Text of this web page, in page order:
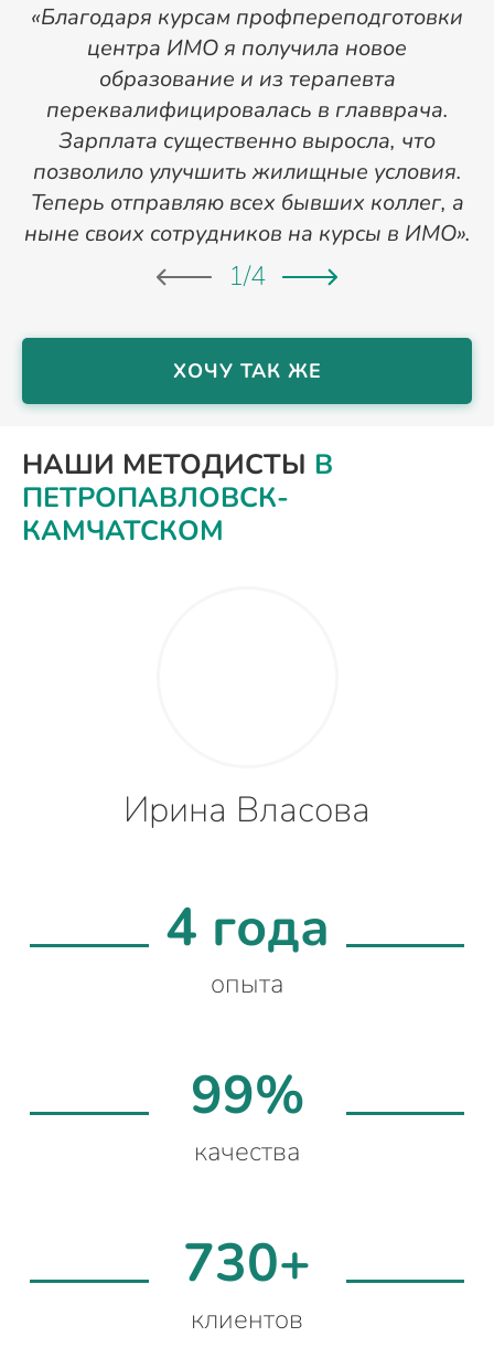
«Благодаря курсам профпереподготовки
центра ИМО я получила новое
образование и из терапевта
переквалифицировалась в главврача.
Зарплата существенно выросла, что
позволило улучшить жилищные условия.
Теперь отправляю всех бывших коллег, а
ныне своих сотрудников на курсы в ИМО».
1/4
ХОЧУ ТАК ЖЕ
НАШИ МЕТОДИСТЫ В
ПЕТРОПАВЛОВСК-
КАМЧАТСКОМ
Ирина Власова
4 года
опыта
99%
качества
730+
клиентов